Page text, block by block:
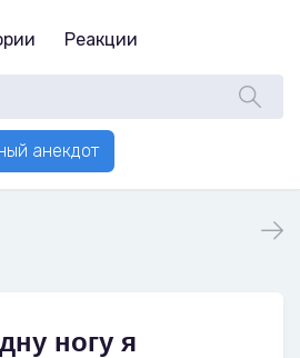
Реакции
анекдот
ногу я